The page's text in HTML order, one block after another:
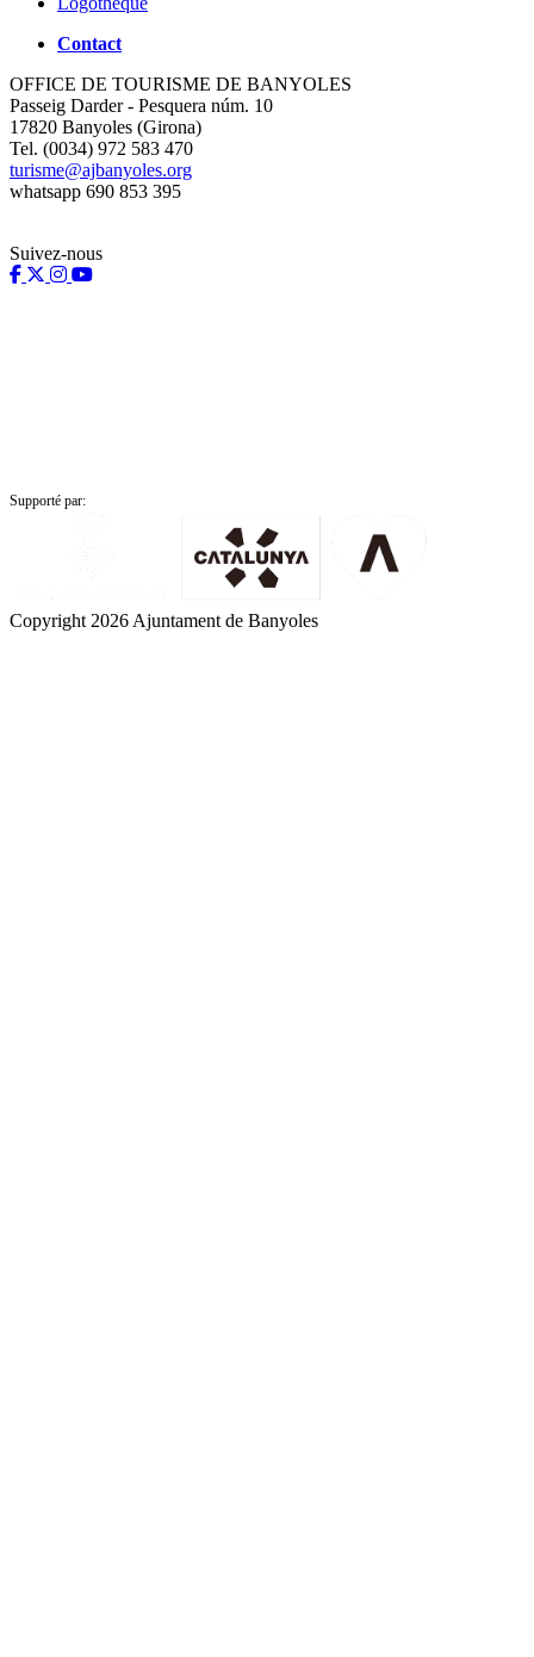
Contact
OFFICE DE TOURISME DE BANYOLES
Passeig Darder - Pesquera núm. 10
17820 Banyoles (Girona)
Tel. (0034) 972 583 470
turisme@ajbanyoles.org
whatsapp 690 853 395
Suivez-nous
Supporté par:
Copyright 2026 Ajuntament de Banyoles